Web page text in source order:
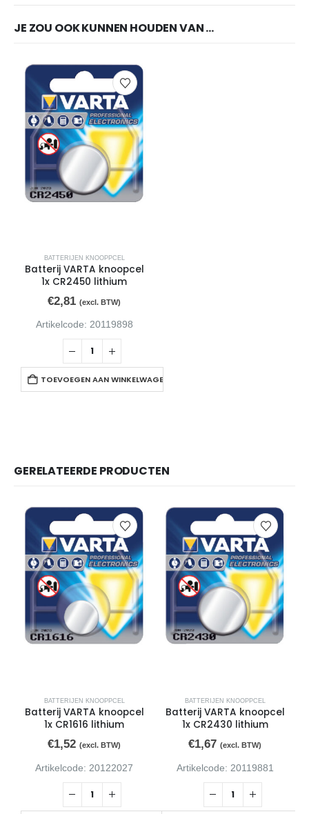
JE ZOU OOK KUNNEN HOUDEN VAN …
BATTERIJEN KNOOPPCEL
Batterij VARTA knoopcel
1x CR2450 lithium
€2,81 (excl. BTW)
Artikelcode: 20119898
TOEVOEGEN AAN WINKELWAGEN
GERELATEERDE PRODUCTEN
BATTERIJEN KNOOPPCEL
Batterij VARTA knoopcel
1x CR1616 lithium
€1,52 (excl. BTW)
Artikelcode: 20122027
BATTERIJEN KNOOPPCEL
Batterij VARTA knoopcel
1x CR2430 lithium
€1,67 (excl. BTW)
Artikelcode: 20119881